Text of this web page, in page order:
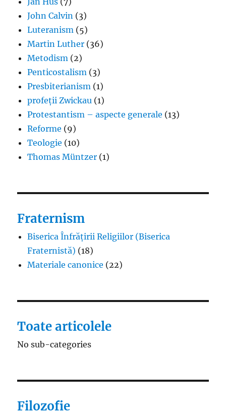
John Calvin (3)
Luteranism (5)
Martin Luther (36)
Metodism (2)
Penticostalism (3)
Presbiterianism (1)
profeții Zwickau (1)
Protestantism – aspecte generale (13)
Reforme (9)
Teologie (10)
Thomas Müntzer (1)
Fraternism
Biserica Înfrățirii Religiilor (Biserica
Fraternistă) (18)
Materiale canonice (22)
Toate articolele
No sub-categories
Filozofie